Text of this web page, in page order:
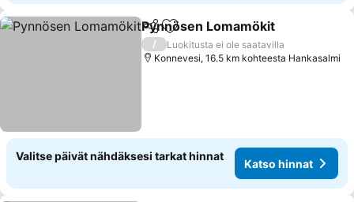
Jaa Lisää suosikkeihin
Pynnösen Lomamökit
/
Luokitusta ei ole saatavilla
Konnevesi, 16.5 km kohteesta Hankasalmi
Valitse päivät nähdäksesi tarkat hinnat
Katso hinnat